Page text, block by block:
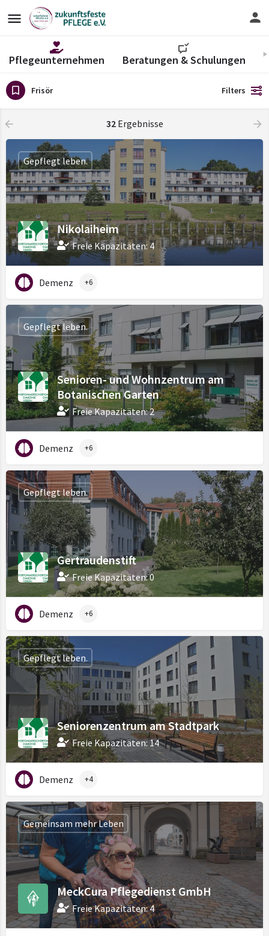
Pflegeunternehmen Beratungen & Schulungen
Frisör Filters
32Ergebnisse
Nikolaiheim
Freie Kapazitäten: 4
Gepflegt leben.
Demenz +6
Senioren- und Wohnzentrum am
Botanischen Garten
Freie Kapazitäten: 2
Gepflegt leben.
Demenz +6
Gertraudenstift
Freie Kapazitäten: 0
Gepflegt leben.
Demenz +6
Seniorenzentrum am Stadtpark
Freie Kapazitäten: 14
Gepflegt leben.
Demenz +4
MeckCura Pflegedienst GmbH
Freie Kapazitäten: 4
Gemeinsam mehr Leben